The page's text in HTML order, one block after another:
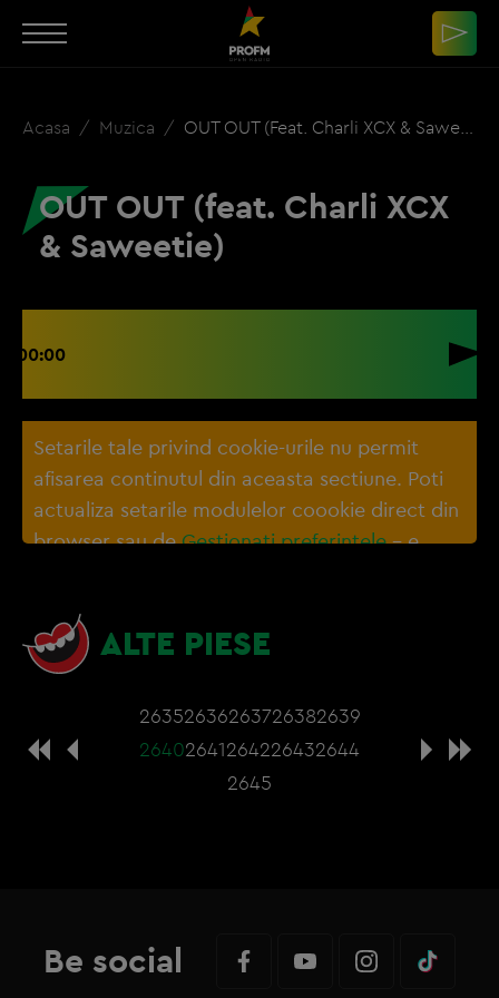
Acasa Muzica OUT OUT (feat. Charli XCX & Saweetie)
OUT OUT (feat. Charli XCX
& Saweetie)
00:00
Setarile tale privind cookie-urile nu permit
afisarea continutul din aceasta sectiune. Poti
actualiza setarile modulelor coookie direct din
browser sau deGestionați preferințele– e
ALTE PIESE
26352636263726382639
26402641264226432644
2645
Be social